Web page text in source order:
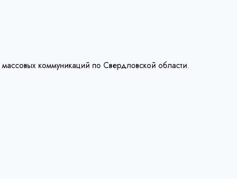
коммуникаций по Свердловской области.